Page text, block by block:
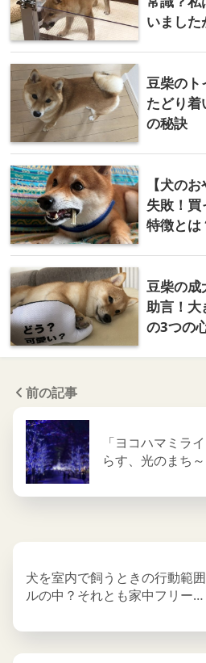
いまし
豆柴のト
たどり
の秘訣
【犬の
失敗！
特徴とは
豆柴の成
助言！大
の3つの
前の記事
「ヨコハマミラ
らす、光のまち
犬を室内で飼うときの行動範
ルの中？それとも家中フリー…